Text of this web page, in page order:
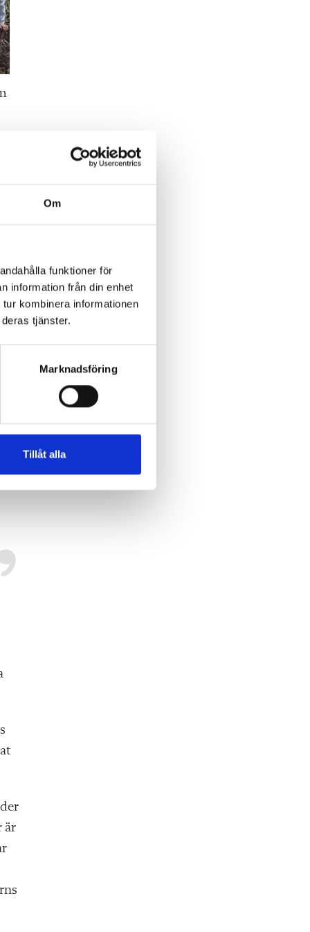
Om
funktioner för
information från din enhet
kombinera informationen
tjänster.
Marknadsföring
Tillåt alla
är